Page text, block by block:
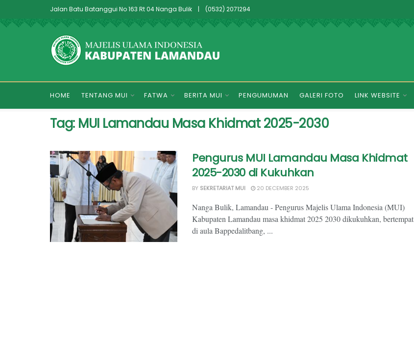
Jalan Batu Batanggui No 163 Rt 04 Nanga Bulik | (0532) 2071294
HOME TENTANG MUI FATWA BERITA MUI PENGUMUMAN GALERI FOTO LINK WEBSITE
Tag: MUI Lamandau Masa Khidmat 2025-2030
Pengurus MUI Lamandau Masa Khidmat
2025-2030 di Kukuhkan
BY SEKRETARIAT MUI 20 DECEMBER 2025
Nanga Bulik, Lamandau - Pengurus Majelis Ulama Indonesia (MUI)
Kabupaten Lamandau masa khidmat 2025 2030 dikukuhkan, bertempat
di aula Bappedalitbang, ...